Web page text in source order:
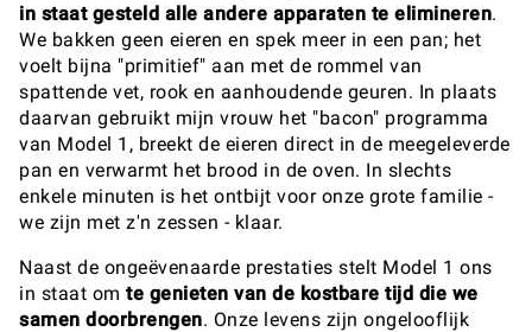
in staat gesteld alle andere apparaten te elimineren.
We bakken geen eieren en spek meer in een pan; het
voelt bijna "primitief" aan met de rommel van
spattende vet, rook en aanhoudende geuren. In plaats
daarvan gebruikt mijn vrouw het "bacon" programma
van Model 1, breekt de eieren direct in de meegeleverde
pan en verwarmt het brood in de oven. In slechts
enkele minuten is het ontbijt voor onze grote familie -
we zijn met z'n zessen - klaar.
Naast de ongeëvenaarde prestaties stelt Model 1 ons
in staat om te genieten van de kostbare tijd die we
samen doorbrengen. Onze levens zijn ongelooflijk